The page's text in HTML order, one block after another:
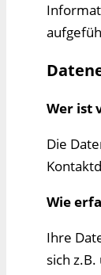
Wer ist
Die
Wie
Ihre
sich